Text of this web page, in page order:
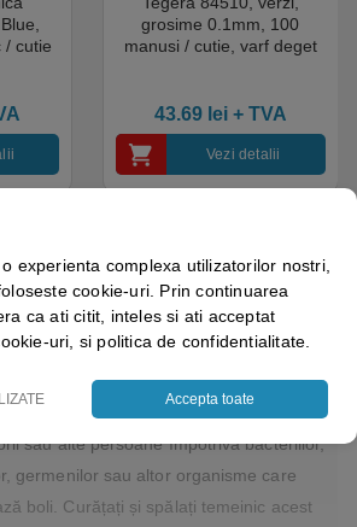
/ cutie
grosime 0.1mm, 100
manusi / cutie, varf deget
43.69 lei+ TVA
Vezi detalii
antimicrobiene nu protejează
sau alte persoane împotriva bacteriilor,
germenilor sau altor organisme care
boli. Curățați și spălați temeinic acest
experienta complexa utilizatorilor nostri,
cookie-uri. Prin continuarea
ca ati citit, inteles si ati acceptat
uri, si politica de confidentialitate.
Accepta toate